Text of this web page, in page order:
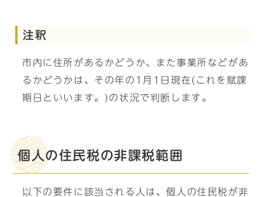
注釈
市内に住所があるかどうか、また事業所などがあ
るかどうかは、その年の1月1日現在(これを賦課
期日といいます。)の状況で判断します。
個人の住民税の非課税範囲
以下の要件に該当される人は、個人の住民税が非